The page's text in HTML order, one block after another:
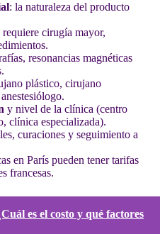
: la naturaleza del producto
requiere cirugía mayor,
resonancias magnéticas
plástico, cirujano
y nivel de la clínica (centro
clínica especializada).
curaciones y seguimiento a
en París pueden tener tarifas
francesas.
es el costo y qué factores